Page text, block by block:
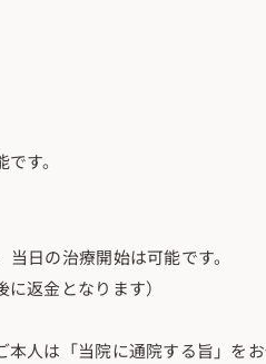
す。
日の治療開始は可能です。
返金となります）
人は「当院に通院する旨」を